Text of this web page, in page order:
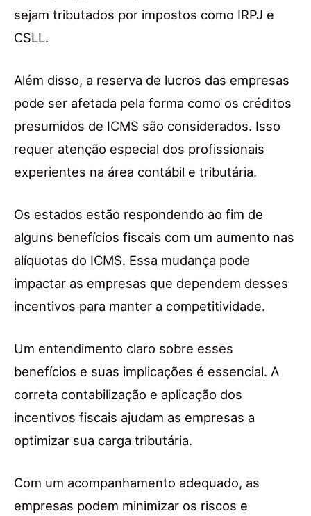
sejam tributados por impostos como IRPJ e
CSLL.
Além disso, a reserva de lucros das empresas
pode ser afetada pela forma como os créditos
presumidos de ICMS são considerados. Isso
requer atenção especial dos profissionais
experientes na área contábil e tributária.
Os estados estão respondendo ao fim de
alguns benefícios fiscais com um aumento nas
alíquotas do ICMS. Essa mudança pode
impactar as empresas que dependem desses
incentivos para manter a competitividade.
Um entendimento claro sobre esses
benefícios e suas implicações é essencial. A
correta contabilização e aplicação dos
incentivos fiscais ajudam as empresas a
optimizar sua carga tributária.
Com um acompanhamento adequado, as
empresas podem minimizar os riscos e